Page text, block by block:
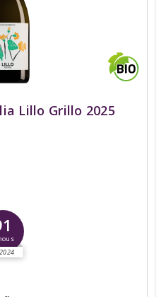
Lillo Grillo 2025
2024